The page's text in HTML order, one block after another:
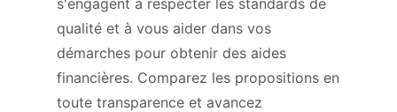
s'engagent à respecter les standards de
qualité et à vous aider dans vos
démarches pour obtenir des aides
financières. Comparez les propositions en
toute transparence et avancez